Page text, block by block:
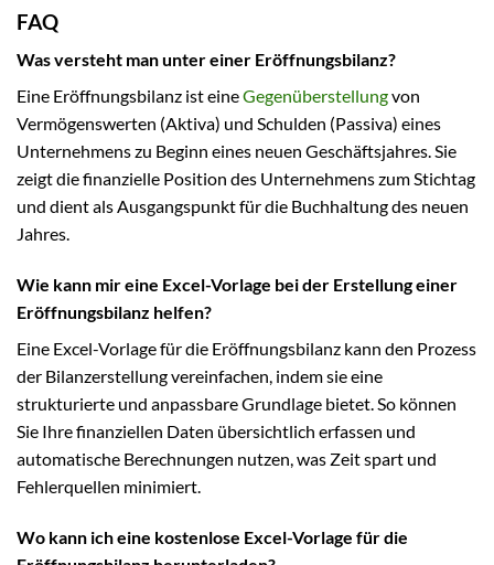
FAQ
Was versteht man unter einer Eröffnungsbilanz?
Eine Eröffnungsbilanz ist eineGegenüberstellungvon
Vermögenswerten (Aktiva) und Schulden (Passiva) eines
Unternehmens zu Beginn eines neuen Geschäftsjahres. Sie
zeigt die finanzielle Position des Unternehmens zum Stichtag
und dient als Ausgangspunkt für die Buchhaltung des neuen
Jahres.
Wie kann mir eine Excel-Vorlage bei der Erstellung einer
Eröffnungsbilanz helfen?
Eine Excel-Vorlage für die Eröffnungsbilanz kann den Prozess
der Bilanzerstellung vereinfachen, indem sie eine
strukturierte und anpassbare Grundlage bietet. So können
Sie Ihre finanziellen Daten übersichtlich erfassen und
automatische Berechnungen nutzen, was Zeit spart und
Fehlerquellen minimiert.
Wo kann ich eine kostenlose Excel-Vorlage für die